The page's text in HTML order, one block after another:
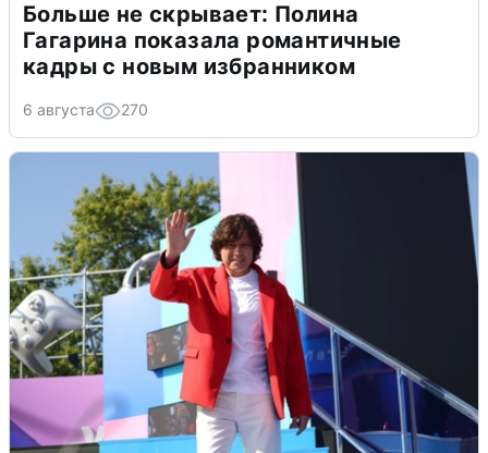
Больше не скрывает: Полина
Гагарина показала романтичные
кадры с новым избранником
6 августа 270